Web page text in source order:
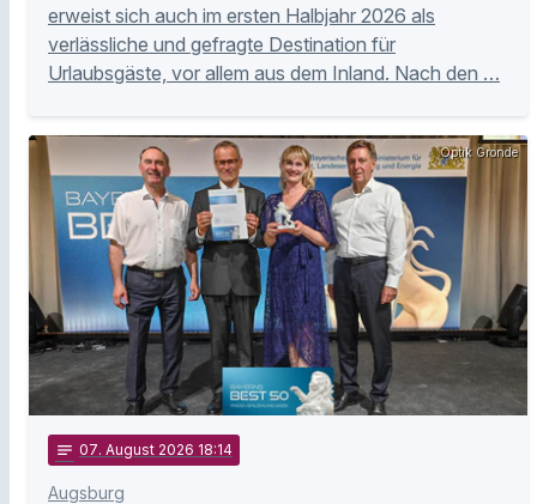
erweist sich auch im ersten Halbjahr 2026 als
verlässliche und gefragte Destination für
Urlaubsgäste, vor allem aus dem Inland. Nach den …
Optik Gronde
notes 07. August 2026 18:14
Augsburg